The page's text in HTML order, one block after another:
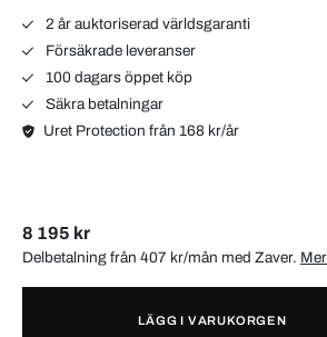
2 år auktoriserad världsgaranti
Försäkrade leveranser
100 dagars öppet köp
Säkra betalningar
Uret Protection från 168 kr/år
8 195 kr
Delbetalning från 407 kr/mån med Zaver.
LÄGG I VARUKORGEN